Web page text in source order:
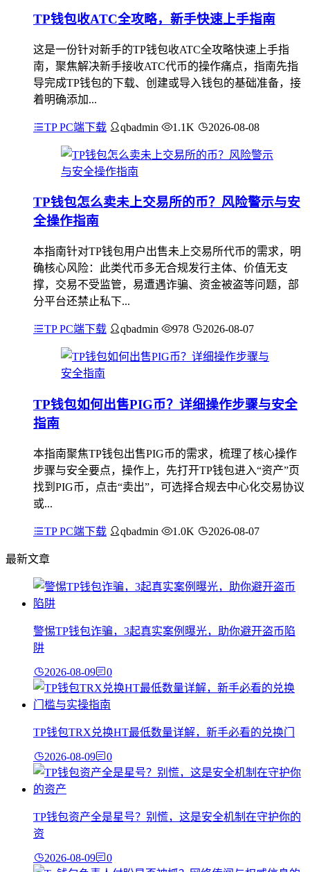
TP钱包收ATC全攻略，新手快速上手指南
这是一份针对新手的TP钱包收ATC全攻略快速上手指
南，聚焦解决新手接收ATC代币的操作痛点，指南先指
导完成TP钱包的下载、创建或导入钱包的基础准备，接
着明确添加...
TP PC端下载 qbadmin 1.1K 2026-08-08
TP钱包怎么卖未上交易所的币？风险警示与安
全操作指南
本指南针对TP钱包用户出售未上交易所代币的需求，明
确核心风险：此类代币多无合规发行主体、价值无支
撑，交易不受监管，易遭遇诈骗、资金被盗等问题，部
分平台还禁止私下...
TP PC端下载 qbadmin 978 2026-08-07
TP钱包如何出售PIG币？详细操作步骤与安全
指南
本指南聚焦TP钱包出售PIG币的需求，梳理了核心操作
步骤与安全要点，操作上，先打开TP钱包进入“资产”页
找到PIG币，点击“卖出”，可选择合规去中心化交易协议
或...
TP PC端下载 qbadmin 1.0K 2026-08-07
最新文章
警惕TP钱包诈骗，3起真实案例曝光，助你避开盗币陷
阱
2026-08-09 0
TP钱包TRX兑换HT最低数量详解，新手必看的兑换门
2026-08-09 0
TP钱包资产全是星号？别慌，这是安全机制在守护你的
资
2026-08-09 0